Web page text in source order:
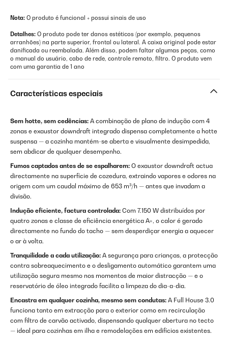
Nota: O produto é funcional + possui sinais de uso
Detalhes: O produto pode ter danos estéticos (por exemplo, pequenos
arranhões) na parte superior, frontal ou lateral. A caixa original pode estar
danificada ou reembalada. Além disso, podem faltar algumas peças, como
o manual do usuário, cabo de rede, controle remoto, filtro. O produto vem
com uma garantia de 1 ano
Características especiais
Sem hotte, sem cedências: A combinação de plano de indução com 4
zonas e exaustor downdraft integrado dispensa completamente a hotte
suspensa — a cozinha mantém-se aberta e visualmente desimpedida,
sem abdicar de qualquer desempenho.
Fumos captados antes de se espalharem: O exaustor downdraft actua
directamente na superfície de cozedura, extraindo vapores e odores na
origem com um caudal máximo de 653 m³/h — antes que invadam a
divisão.
Indução eficiente, factura controlada: Com 7.150 W distribuídos por
quatro zonas e classe de eficiência energética A+, o calor é gerado
directamente no fundo do tacho — sem desperdiçar energia a aquecer
o ar à volta.
Tranquilidade a cada utilização: A segurança para crianças, a protecção
contra sobreaquecimento e o desligamento automático garantem uma
utilização segura mesmo nos momentos de maior distracção — e o
reservatório de óleo integrado facilita a limpeza do dia-a-dia.
Encastra em qualquer cozinha, mesmo sem condutas: A Full House 3.0
funciona tanto em extracção para o exterior como em recirculação
com filtro de carvão activado, dispensando qualquer abertura no tecto
— ideal para cozinhas em ilha e remodelações em edifícios existentes.